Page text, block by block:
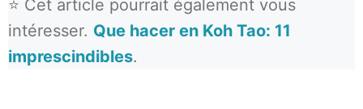
⭐ Cet article pourrait également vous
intéresser. Que hacer en Koh Tao: 11
imprescindibles.